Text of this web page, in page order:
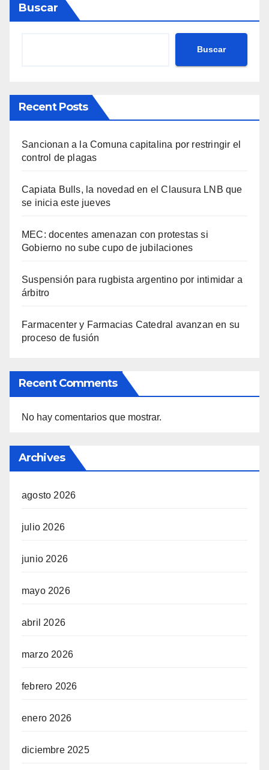
Buscar
Buscar
Recent Posts
Sancionan a la Comuna capitalina por restringir el
control de plagas
Capiata Bulls, la novedad en el Clausura LNB que
se inicia este jueves
MEC: docentes amenazan con protestas si
Gobierno no sube cupo de jubilaciones
Suspensión para rugbista argentino por intimidar a
árbitro
Farmacenter y Farmacias Catedral avanzan en su
proceso de fusión
Recent Comments
No hay comentarios que mostrar.
Archives
agosto 2026
julio 2026
junio 2026
mayo 2026
abril 2026
marzo 2026
febrero 2026
enero 2026
diciembre 2025